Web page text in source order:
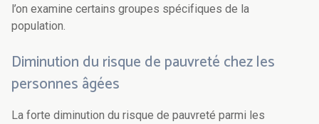
l’on examine certains groupes spécifiques de la
population.
Diminution du risque de pauvreté chez les
personnes âgées
La forte diminution du risque de pauvreté parmi les